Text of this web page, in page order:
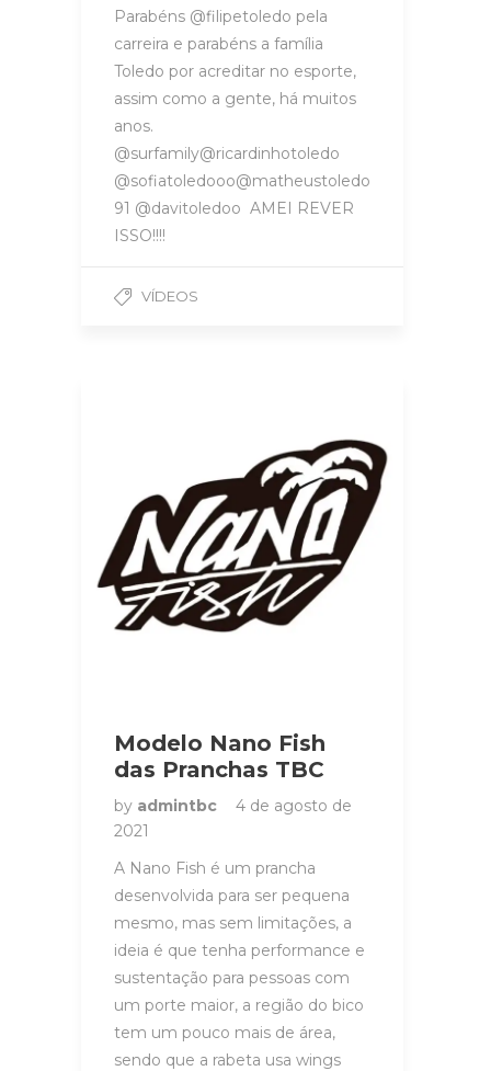
Parabéns @filipetoledo pela
carreira e parabéns a família
Toledo por acreditar no esporte,
assim como a gente, há muitos
anos.
@surfamily@ricardinhotoledo
@sofiatoledooo@matheustoledo
91 @davitoledoo AMEI REVER
ISSO!!!!
VÍDEOS
Modelo Nano Fish
das Pranchas TBC
by admintbc
4 de agosto de
2021
A Nano Fish é um prancha
desenvolvida para ser pequena
mesmo, mas sem limitações, a
ideia é que tenha performance e
sustentação para pessoas com
um porte maior, a região do bico
tem um pouco mais de área,
sendo que a rabeta usa wings